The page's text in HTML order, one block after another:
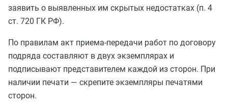
заявить о выявленных им скрытых недостатках (п. 4
ст. 720 ГК РФ).
По правилам акт приема-передачи работ по договору
подряда составляют в двух экземплярах и
подписывают представителем каждой из сторон. При
наличии печати — скрепите экземпляры печатями
сторон.